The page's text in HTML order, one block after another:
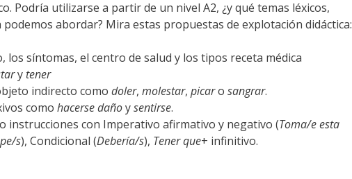
Podría utilizarse a partir de un nivel A2, ¿y qué temas léxicos,
abordar? Mira estas propuestas de explotación didáctica:
los síntomas, el centro de salud y los tipos receta médica
y tener
indirecto como doler, molestar, picaro sangrar.
como hacerse dañoysentirse.
instrucciones con Imperativo afirmativo y negativo (Toma/e esta
s), Condicional (Debería/s), Tener que+ infinitivo.